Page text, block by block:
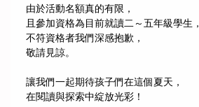
由於活動名額真的有限，
且參加資格為目前就讀二～五年級學生，
不符資格者我們深感抱歉，
敬請見諒。
讓我們一起期待孩子們在這個夏天，
在閱讀與探索中綻放光彩！